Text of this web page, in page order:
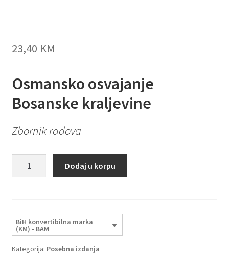
23,40 KM
Osmansko osvajanje
Bosanske kraljevine
Zbornik radova
količina
Dodaj u korpu
BiH konvertibilna marka
(KM) - BAM
Kategorija: Posebna izdanja